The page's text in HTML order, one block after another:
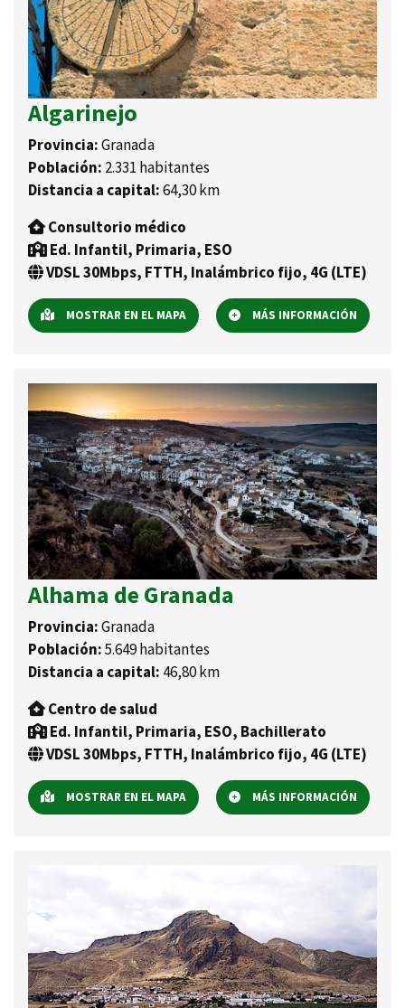
Algarinejo
Provincia:Granada
Población: 2.331 habitantes
Distancia a capital:64,30 km
Consultorio médico
Ed. Infantil, Primaria, ESO
VDSL 30Mbps, FTTH, Inalámbrico fijo, 4G (LTE)
MOSTRAR EN EL MAPA MÁS INFORMACIÓN
Alhama de Granada
Provincia:Granada
Población:5.649 habitantes
Distancia a capital: 46,80 km
Centro de salud
Ed. Infantil, Primaria, ESO, Bachillerato
VDSL 30Mbps, FTTH, Inalámbrico fijo, 4G (LTE)
MOSTRAR EN EL MAPA MÁS INFORMACIÓN